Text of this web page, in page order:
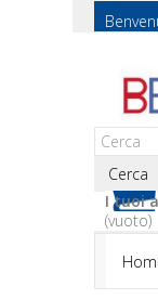
Cerca
I tuoi
(vuoto)